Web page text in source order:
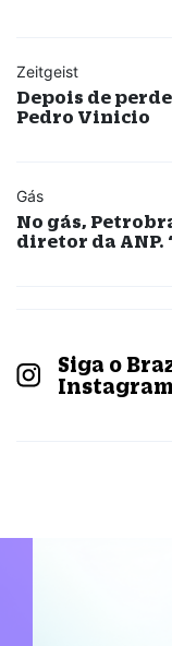
Zeitgeist
Depois de
Pedro Vinicio
Gás
No gás,
diretor da ANP.
Siga o